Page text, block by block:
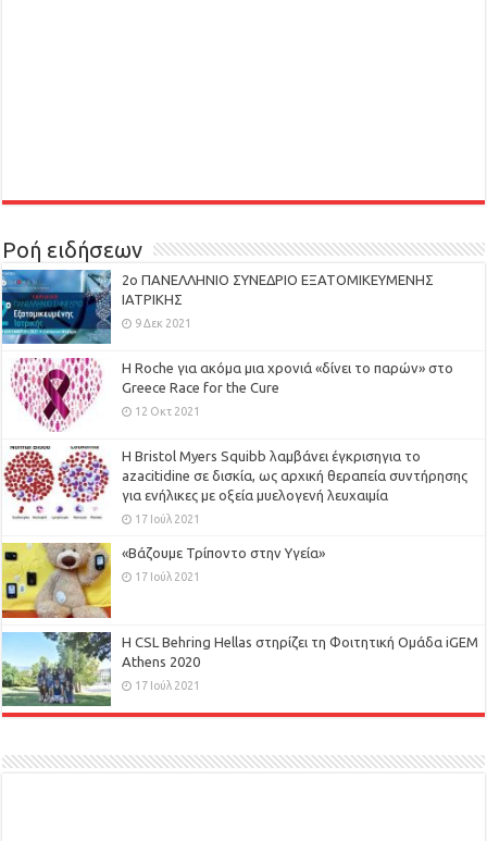
Ροή ειδήσεων
2ο ΠΑΝΕΛΛΗΝΙΟ ΣΥΝΕΔΡΙΟ ΕΞΑΤΟΜΙΚΕΥΜΕΝΗΣ
ΙΑΤΡΙΚΗΣ
9 Δεκ 2021
H Roche για ακόμα μια χρονιά «δίνει το παρών» στο
Greece Race for the Cure
12 Οκτ 2021
Η Bristol Myers Squibb λαμβάνει έγκρισηγια το
azacitidine σε δισκία, ως αρχική θεραπεία συντήρησης
για ενήλικες με οξεία μυελογενή λευχαιμία
17 Ιούλ 2021
«Βάζουμε Τρίποντο στην Υγεία»
17 Ιούλ 2021
H CSL Behring Hellas στηρίζει τη Φοιτητική Ομάδα iGEM
Athens 2020
17 Ιούλ 2021